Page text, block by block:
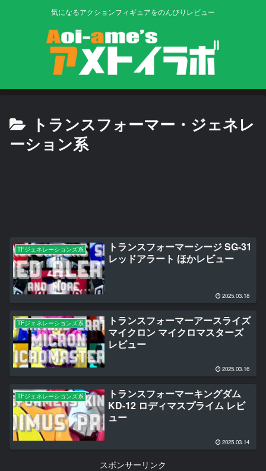
気になるアクションフィギュアをのんびりレビュー
トランスフォーマー・ジェネレ
ーション系
TFジェネレーションズ系
トランスフォーマーシージ SG-31
レッドアラート ほかレビュー
2025.03.18
TFジェネレーションズ系
トランスフォーマーアースライズ
マイクロン マイクロマスターズ
レビュー
2025.03.16
TFジェネレーションズ系
トランスフォーマーキングダム
KD-12 ロディマスプライム レビ
ュー
2025.03.14
スポンサーリンク